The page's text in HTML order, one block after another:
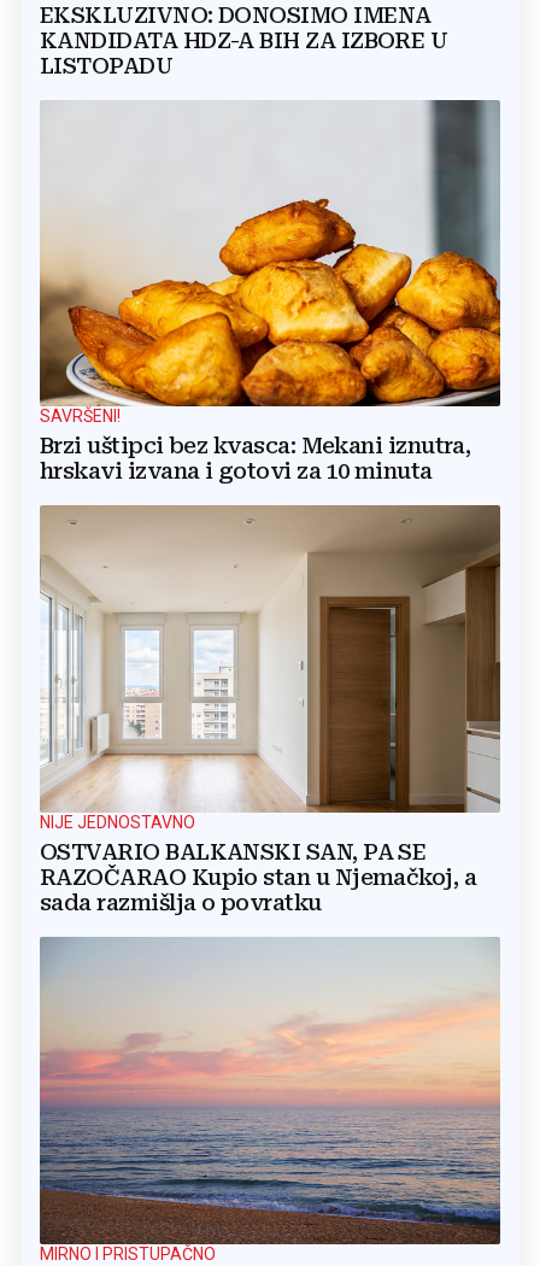
EKSKLUZIVNO: DONOSIMO IMENA
KANDIDATA HDZ-A BIH ZA IZBORE U
LISTOPADU
SAVRŠENI!
Brzi uštipci bez kvasca: Mekani iznutra,
hrskavi izvana i gotovi za 10 minuta
NIJE JEDNOSTAVNO
OSTVARIO BALKANSKI SAN, PA SE
RAZOČARAO Kupio stan u Njemačkoj, a
sada razmišlja o povratku
MIRNO I PRISTUPAČNO